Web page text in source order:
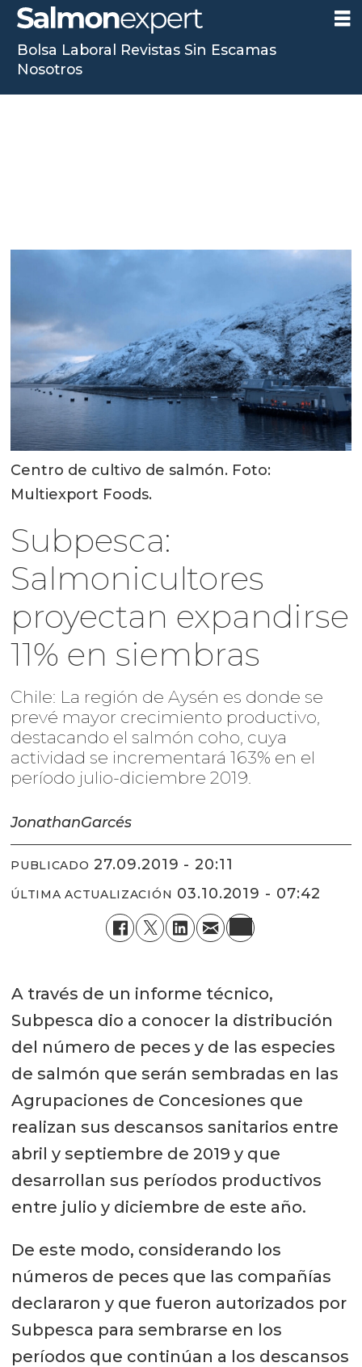
Centro de cultivo de salmón. Foto:
Multiexport Foods.
Subpesca:
Salmonicultores
proyectan expandirse
11% en siembras
Chile: La región de Aysén es donde se
prevé mayor crecimiento productivo,
destacando el salmón coho, cuya
actividad se incrementará 163% en el
período julio-diciembre 2019.
JonathanGarcés
PUBLICADO 27.09.2019 - 20:11
ÚLTIMA ACTUALIZACIÓN 03.10.2019 - 07:42
A través de un informe técnico,
Subpesca dio a conocer la distribución
del número de peces y de las especies
de salmón que serán sembradas en las
Agrupaciones de Concesiones que
realizan sus descansos sanitarios entre
abril y septiembre de 2019 y que
desarrollan sus períodos productivos
entre julio y diciembre de este año.
De este modo, considerando los
números de peces que las compañías
declararon y que fueron autorizados por
Subpesca para sembrarse en los
períodos que continúan a los descansos
Bolsa Laboral Revistas Sin Escamas
Nosotros